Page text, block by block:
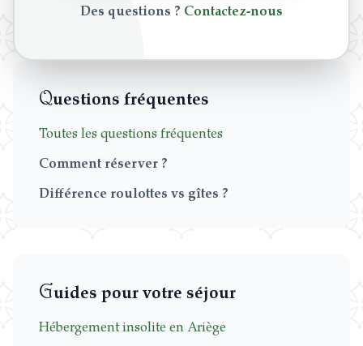
Des questions ? Contactez-nous
Questions fréquentes
Toutes les questions fréquentes
Comment réserver ?
Différence roulottes vs gîtes ?
Guides pour votre séjour
Hébergement insolite en Ariège